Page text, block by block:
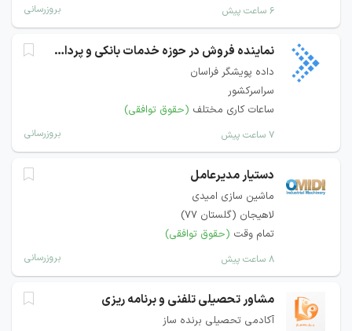
۶ ساعت پیش بروزرسانی
نماینده فروش در حوزه خدمات بانکی و پرداخت
داده پویشگر فراسان
سراسرکشور
ساعات کاری مختلف (حقوق توافقی)
۷ ساعت پیش بروزرسانی
دستیار مدیرعامل
ماشین سازی امیدی
لاهیجان (گلستان 77)
تمام وقت (حقوق توافقی)
۸ ساعت پیش بروزرسانی
مشاور تحصیلی تلفنی و برنامه ریزی
آکادمی تحصیلی برنده ساز